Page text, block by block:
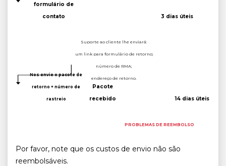
formulário de
contato
3 dias úteis
Suporte ao cliente lhe enviará:
um link para formulário de retorno;
número de RMA;
endereço de retorno.
Nos envie o pacote de
retorno + número de
rastreio
Pacote
recebido
14 dias úteis
PROBLEMAS DE REEMBOLSO
Por favor, note que os custos de envio não são
reembolsáveis.